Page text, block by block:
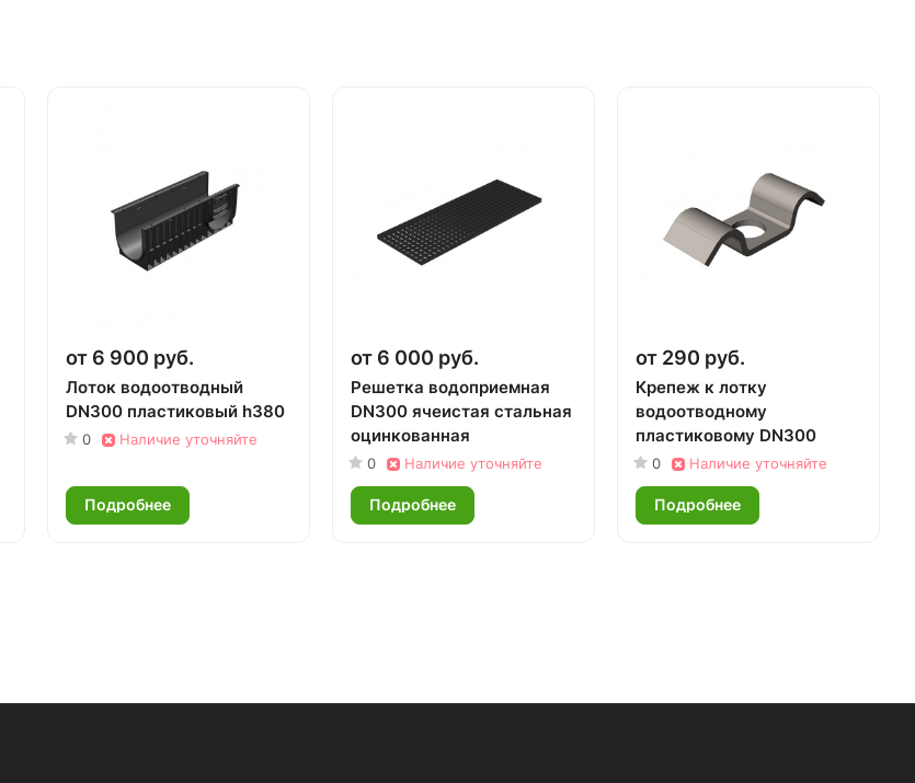
от 6 900 руб.
Лоток водоотводный
DN300 пластиковый h380
0 Наличие уточняйте
Подробнее
от 6 000 руб.
Решетка водоприемная
DN300 ячеистая стальная
оцинкованная
0 Наличие уточняйте
Подробнее
от 290 руб.
Крепеж к лотку
водоотводному
пластиковому DN300
0 Наличие уточняйте
Подробнее